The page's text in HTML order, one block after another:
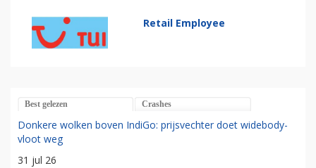
Retail Employee
Best gelezen Crashes
Donkere wolken boven IndiGo: prijsvechter doet widebody-
vloot weg
31 jul 26